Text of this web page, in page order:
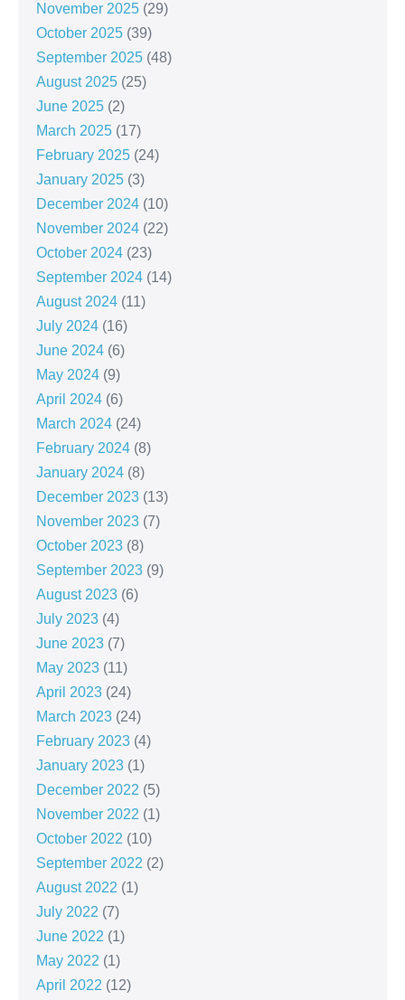
November 2025 (29)
October 2025 (39)
September 2025 (48)
August 2025 (25)
June 2025 (2)
March 2025 (17)
February 2025 (24)
January 2025 (3)
December 2024 (10)
November 2024 (22)
October 2024 (23)
September 2024 (14)
August 2024 (11)
July 2024 (16)
June 2024 (6)
May 2024 (9)
April 2024 (6)
March 2024 (24)
February 2024 (8)
January 2024 (8)
December 2023 (13)
November 2023 (7)
October 2023 (8)
September 2023 (9)
August 2023 (6)
July 2023 (4)
June 2023 (7)
May 2023 (11)
April 2023 (24)
March 2023 (24)
February 2023 (4)
January 2023 (1)
December 2022 (5)
November 2022 (1)
October 2022 (10)
September 2022 (2)
August 2022 (1)
July 2022 (7)
June 2022 (1)
May 2022 (1)
April 2022 (12)